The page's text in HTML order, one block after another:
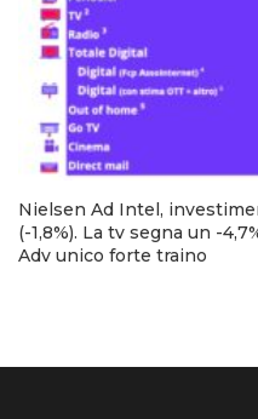
Nielsen Ad Intel,
(-1,8%). La tv segna un -
Adv unico forte traino